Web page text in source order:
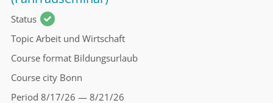
Status
Topic Arbeit und Wirtschaft
Course format Bildungsurlaub
Course city Bonn
Period 8/17/26 — 8/21/26